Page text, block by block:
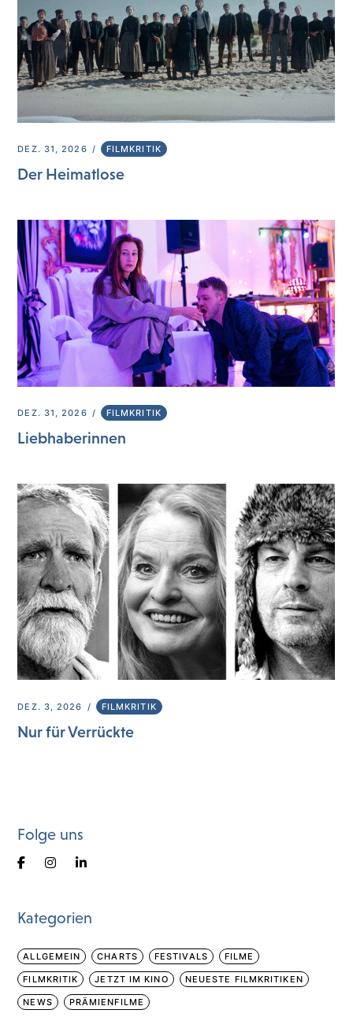
DEZ. 31, 2026 FILMKRITIK
Der Heimatlose
DEZ. 31, 2026 FILMKRITIK
Liebhaberinnen
DEZ. 3, 2026 FILMKRITIK
Nur für Verrückte
Folge uns
Kategorien
ALLGEMEIN CHARTS FESTIVALS FILME
FILMKRITIK JETZT IM KINO NEUESTE FILMKRITIKEN
NEWS PRÄMIENFILME